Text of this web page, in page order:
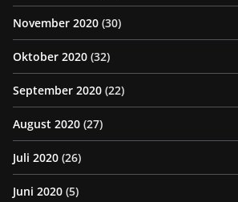
November 2020 (30)
Oktober 2020 (32)
September 2020 (22)
August 2020 (27)
Juli 2020 (26)
Juni 2020 (5)